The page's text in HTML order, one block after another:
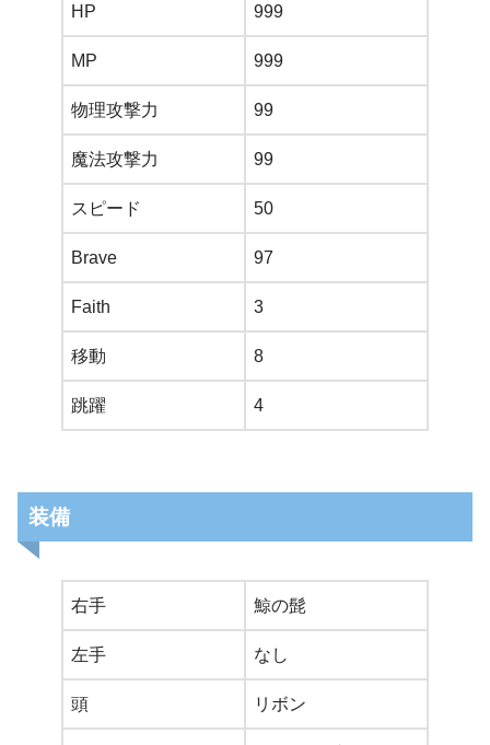
HP 999
MP 999
物理攻撃力 99
魔法攻撃力 99
スピード 50
Brave 97
Faith 3
移動 8
跳躍 4
装備
右手 鯨の髭
左手 なし
頭 リボン